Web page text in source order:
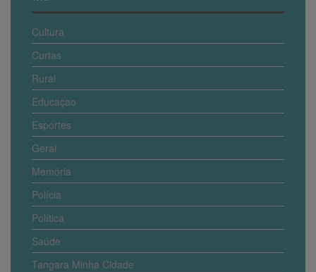
Cultura
Curtas
Rural
Educaçao
Esportes
Geral
Memória
Polícia
Política
Saúde
Tangara Minha Cidade